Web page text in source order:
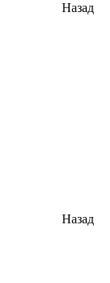
Назад
Назад